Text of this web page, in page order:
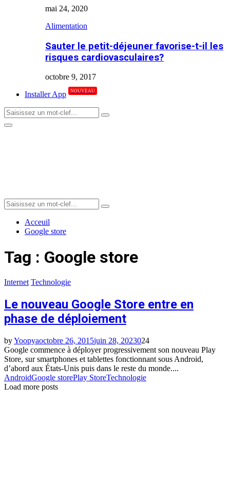
mai 24, 2020
Alimentation
Sauter le petit-déjeuner favorise-t-il les
risques cardiovasculaires?
octobre 9, 2017
Installer App
NOUVEAU
Search
for:
Search
Primary
Search
for:
Search
Acceuil
Google store
Tag : Google store
Internet Technologie
Le nouveau Google Store entre en
phase de déploiement
byYoopyaoctobre 26, 2015juin 28, 2023024
Google commence à déployer progressivement son nouveau Play
Store, sur smartphones et tablettes fonctionnant sous Android,
d’abord aux États-Unis puis dans le reste du monde....
AndroidGoogle storePlay StoreTechnologie
Load more posts